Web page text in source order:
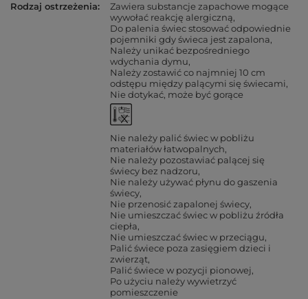
Rodzaj ostrzeżenia
Zawiera substancje zapachowe mogące
wywołać reakcję alergiczną
Do palenia świec stosować odpowiednie
pojemniki gdy świeca jest zapalona
Należy unikać bezpośredniego
wdychania dymu
Należy zostawić co najmniej 10 cm
odstępu między palącymi się świecami
Nie dotykać, może być gorące
Nie należy palić świec w pobliżu
materiałów łatwopalnych
Nie należy pozostawiać palącej się
świecy bez nadzoru
Nie należy używać płynu do gaszenia
świecy
Nie przenosić zapalonej świecy
Nie umieszczać świec w pobliżu źródła
ciepła
Nie umieszczać świec w przeciągu
Palić świece poza zasięgiem dzieci i
zwierząt
Palić świece w pozycji pionowej
Po użyciu należy wywietrzyć
pomieszczenie